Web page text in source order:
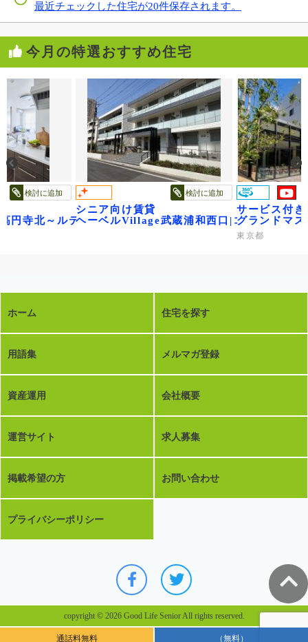
最近チェックした住宅が20件保存されます。
今月の特選おすすめ住宅
検討に追加
円寺北～ルティルオプス高円寺～
検討に追加
シニア向け賃貸
ヘーベルVillage武蔵浦和西口|コンフォート
サービス付
グランドマ
東京都
ホーム 住宅を探す
用語集 メルマガ登録
資産運用 会社概要
運営サイト 求人募集
掲載希望の方 お問い合わせ
プライバシーポリシー
copyright © 2026 Good Life Senior All rights reserved.
通話料無料 （無料）